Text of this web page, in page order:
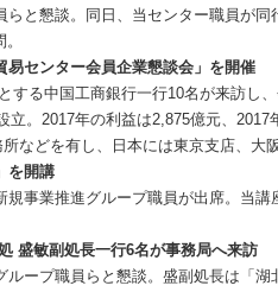
と懇談。同日、当センター職員が同
センター会員企業懇談会」を開催
る中国工商銀行一行10名が来訪し
立。2017年の利益は2,875億元、
などを有し、日本には東京支店、大
を開講
事業推進グループ職員が出席。当講
盛敏副処長一行6名が事務局へ来訪
ープ職員らと懇談。盛副処長は「湖